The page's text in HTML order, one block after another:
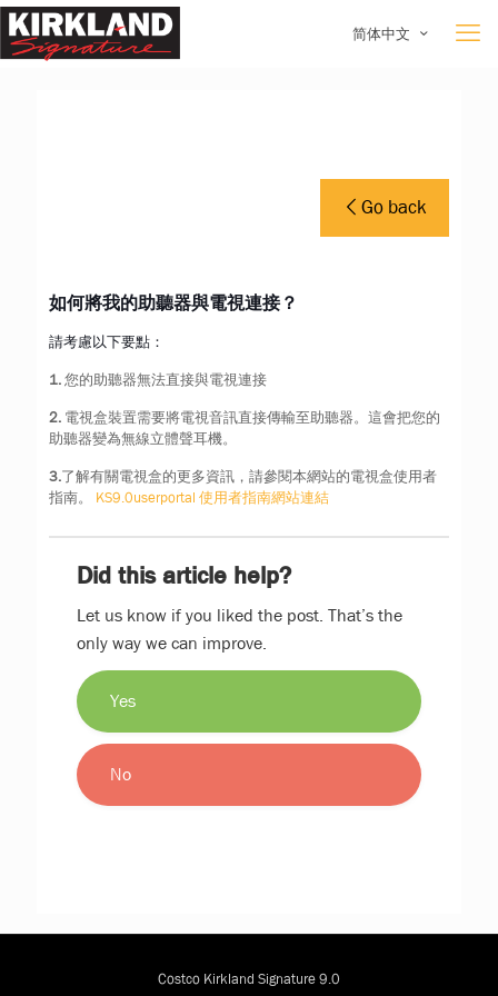
简体中文
Go back
如何將我的助聽器與電視連接？
請考慮以下要點：
1.您的助聽器無法直接與電視連接
2. 電視盒裝置需要將電視音訊直接傳輸至助聽器。這會把您的
助聽器變為無線立體聲耳機。
3.了解有關電視盒的更多資訊，請參閱本網站的電視盒使用者
指南。 KS9.0userportal 使用者指南網站連結
Did this article help?
Let us know if you liked the post. That’s the
only way we can improve.
Yes
No
Costco Kirkland Signature 9.0